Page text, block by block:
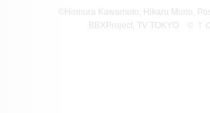
©Homura Kawamoto, Hikaru Muno,
BBXProject , TV TOKYO © Ｔ